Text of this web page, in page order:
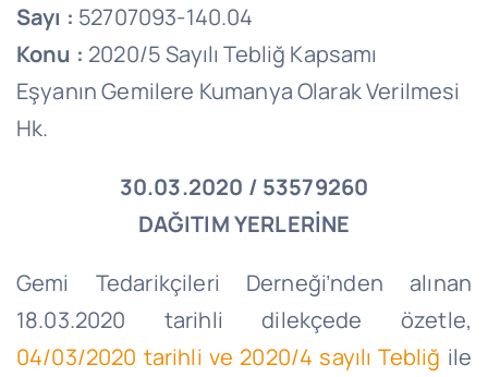
Sayı : 52707093-140.04
Konu : 2020/5 Sayılı Tebliğ Kapsamı
Eşyanın Gemilere Kumanya Olarak Verilmesi
Hk.
30.03.2020 / 53579260
DAĞITIM YERLERİNE
Gemi Tedarikçileri Derneği’nden alınan
18.03.2020 tarihli dilekçede özetle,
04/03/2020 tarihli ve 2020/4 sayılı Tebliğ ile